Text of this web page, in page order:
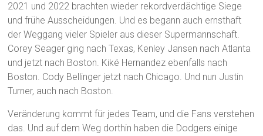
2021 und 2022 brachten wieder rekordverdächtige Siege
und frühe Ausscheidungen. Und es begann auch ernsthaft
der Weggang vieler Spieler aus dieser Supermannschaft.
Corey Seager ging nach Texas, Kenley Jansen nach Atlanta
und jetzt nach Boston. Kiké Hernandez ebenfalls nach
Boston. Cody Bellinger jetzt nach Chicago. Und nun Justin
Turner, auch nach Boston.
Veränderung kommt für jedes Team, und die Fans verstehen
das. Und auf dem Weg dorthin haben die Dodgers einige